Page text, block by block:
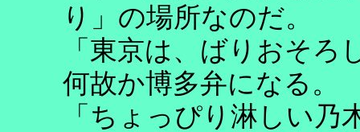
り」の場所なのだ。
「東京は、ばりおそろ
何故か博多弁になる。
「ちょっぴり淋しい